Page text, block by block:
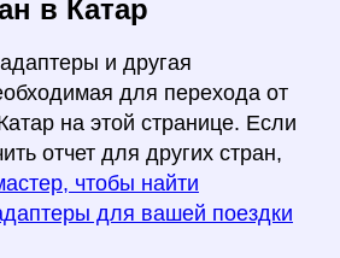
в Катар
и другая
для перехода от
на этой странице. Если
отчет для других стран,
чтобы найти
для вашей поездки